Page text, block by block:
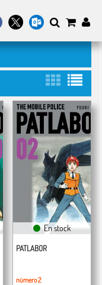
En stock
PATLABOR
número 2